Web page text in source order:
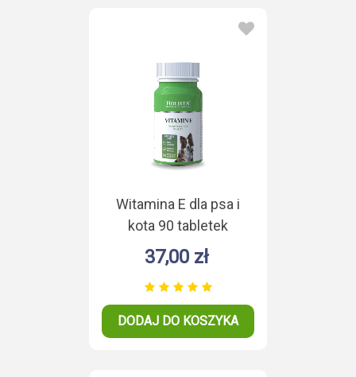
Witamina E dla psa i
kota 90 tabletek
37,00 zł
DODAJ DO KOSZYKA